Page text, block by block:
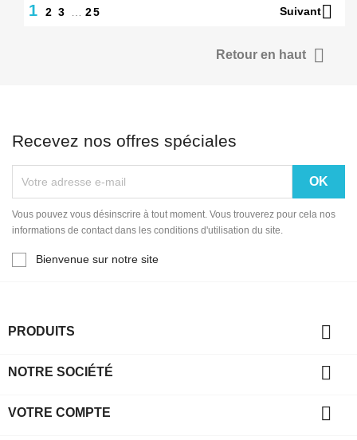
1 2 3 25 Suivant
Retour en haut 
Recevez nos offres spéciales
Vous pouvez vous désinscrire à tout moment. Vous trouverez pour cela nos
informations de contact dans les conditions d'utilisation du site.
Bienvenue sur notre site
PRODUITS 
NOTRE SOCIÉTÉ 
VOTRE COMPTE 